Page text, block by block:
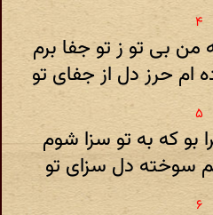
بی تو ز تو جفا برم
حرز دل از جفای تو
که به تو سزا شوم
سوخته دل سزای تو